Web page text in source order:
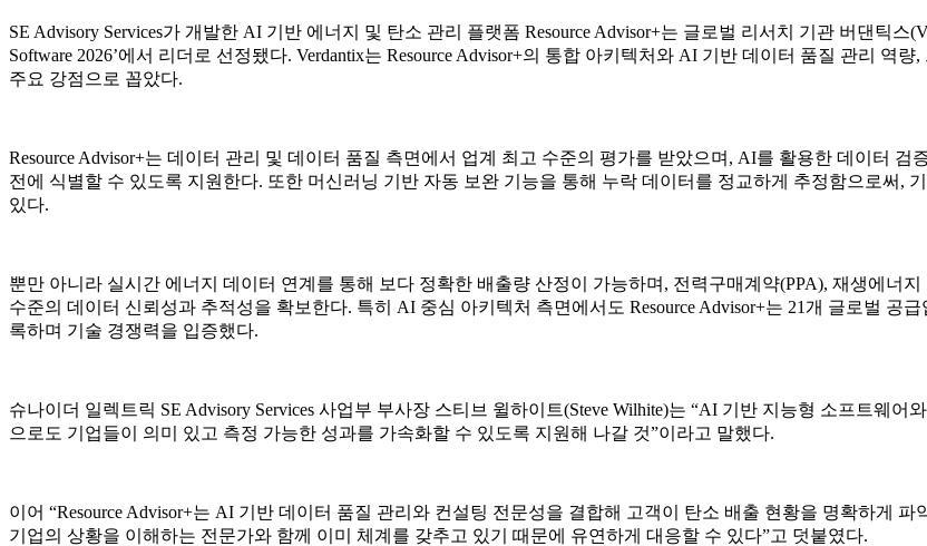
SE Advisory Services가 개발한 AI 기반 에너지 및 탄소 관리 플랫폼 Resource Advisor+는 글로벌 리서치 기관 버댄틱스
Software 2026’에서 리더로 선정됐다. Verdantix는 Resource Advisor+의 통합 아키텍처와 AI 기반 데이터 품질 관리 역
주요 강점으로 꼽았다.
Resource Advisor+는 데이터 관리 및 데이터 품질 측면에서 업계 최고 수준의 평가를 받았으며, AI를 활용한 데이터
전에 식별할 수 있도록 지원한다. 또한 머신러닝 기반 자동 보완 기능을 통해 누락 데이터를 정교하게 추정함으로써,
있다.
뿐만 아니라 실시간 에너지 데이터 연계를 통해 보다 정확한 배출량 산정이 가능하며, 전력구매계약(PPA), 재생에너
수준의 데이터 신뢰성과 추적성을 확보한다. 특히 AI 중심 아키텍처 측면에서도 Resource Advisor+는 21개 글로벌 공
록하며 기술 경쟁력을 입증했다.
슈나이더 일렉트릭 SE Advisory Services 사업부 부사장 스티브 윌하이트(Steve Wilhite)는 “AI 기반 지능형 소프트웨어
으로도 기업들이 의미 있고 측정 가능한 성과를 가속화할 수 있도록 지원해 나갈 것”이라고 말했다.
이어 “Resource Advisor+는 AI 기반 데이터 품질 관리와 컨설팅 전문성을 결합해 고객이 탄소 배출 현황을 명확하게
기업의 상황을 이해하는 전문가와 함께 이미 체계를 갖추고 있기 때문에 유연하게 대응할 수 있다”고 덧붙였다.